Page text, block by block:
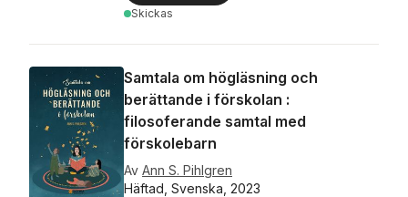
Skickas
Samtala om högläsning och
berättande i förskolan :
filosoferande samtal med
förskolebarn
Av Ann S. Pihlgren
Häftad, Svenska, 2023